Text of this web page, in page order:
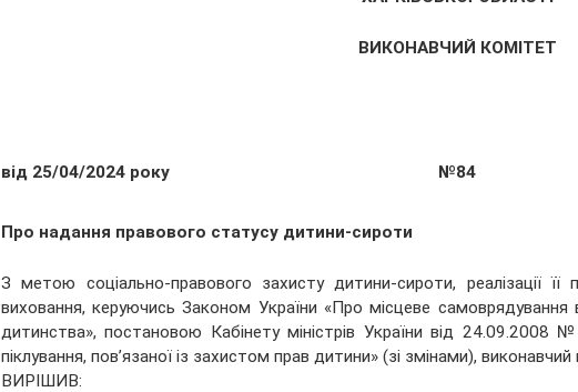
ВИКОНАВЧИЙ КОМІТЕТ
від 25/04/2024 року №84
Про надання правового статусу дитини-сироти
З метою соціально-правового захисту дитини-сироти, реалізації
виховання, керуючись Законом України «Про місцеве самоврядування
дитинства», постановою Кабінету міністрів України від 24.09.2008
піклування, пов’язаної із захистом прав дитини» (зі змінами),
ВИРІШИВ: